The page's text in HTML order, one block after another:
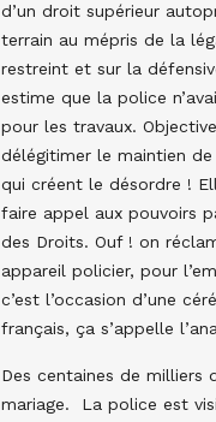
d’un droit supérieur
terrain au mépris de la
restreint et sur la
estime que la police
pour les travaux.
délégitimer le maintien de
qui créent le désordre !
faire appel aux pouvoirs
des Droits. Ouf ! on
appareil policier, pour
c’est l’occasion d’une
français, ça s’appelle
Des centaines de
mariage. La police est